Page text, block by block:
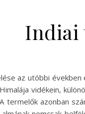
Indiai
az utóbbi
vidékein,
termelők azonban